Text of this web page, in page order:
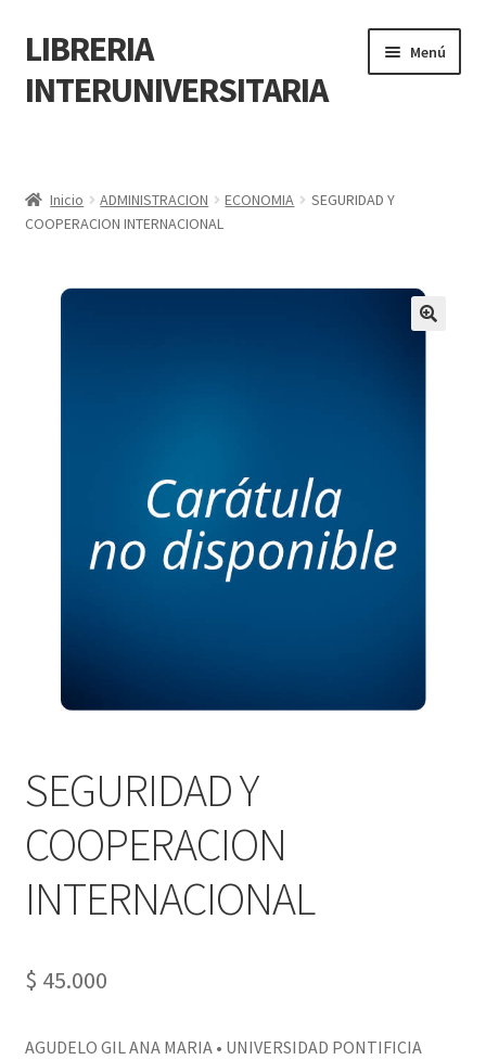
LIBRERIA
INTERUNIVERSITARIA
Menú
Carrito
POLÍTICA DE MANEJO DE INFORMACIÓN Y DATOS
PERSONALES DE CORPORACIÓN INTERUNIVERSITARIA DE
SERVICIO
Tienda
Inicio ADMINISTRACION ECONOMIA
SEGURIDAD Y
COOPERACION INTERNACIONAL
SEGURIDAD Y
COOPERACION
INTERNACIONAL
$ 45.000
AGUDELO GIL ANA MARIA • UNIVERSIDAD PONTIFICIA